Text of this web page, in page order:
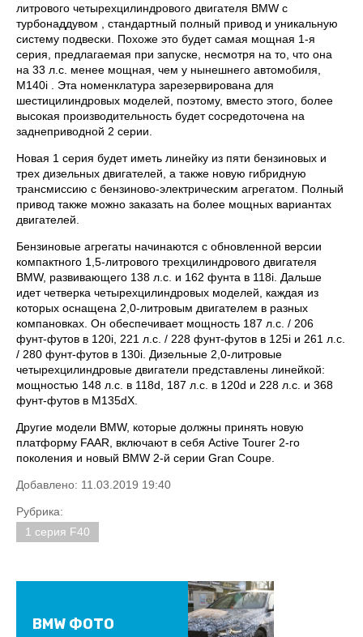
литрового четырехцилиндрового двигателя BMW с
турбонаддувом , стандартный полный привод и уникальную
систему подвески. Похоже это будет самая мощная 1-я
серия, предлагаемая при запуске, несмотря на то, что она
на 33 л.с. менее мощная, чем у нынешнего автомобиля,
M140i . Эта номенклатура зарезервирована для
шестицилиндровых моделей, поэтому, вместо этого, более
высокая производительность будет сосредоточена на
заднеприводной 2 серии.
Новая 1 серия будет иметь линейку из пяти бензиновых и
трех дизельных двигателей, а также новую гибридную
трансмиссию с бензиново-электрическим агрегатом. Полный
привод также можно заказать на более мощных вариантах
двигателей.
Бензиновые агрегаты начинаются с обновленной версии
компактного 1,5-литрового трехцилиндрового двигателя
BMW, развивающего 138 л.с. и 162 фунта в 118i. Дальше
идет четверка четырехцилиндровых моделей, каждая из
которых оснащена 2,0-литровым двигателем в разных
компановках. Он обеспечивает мощность 187 л.с. / 206
фунт-футов в 120i, 221 л.с. / 228 фунт-футов в 125i и 261 л.с.
/ 280 фунт-футов в 130i. Дизельные 2,0-литровые
четырехцилиндровые двигатели представлены линейкой:
мощностью 148 л.с. в 118d, 187 л.с. в 120d и 228 л.с. и 368
фунт-футов в M135dX.
Другие модели BMW, которые должны принять новую
платформу FAAR, включают в себя Active Tourer 2-го
поколения и новый BMW 2-й серии Gran Coupe.
Добавлено: 11.03.2019 19:40
Рубрика:
1 серия F40
BMW ФОТО